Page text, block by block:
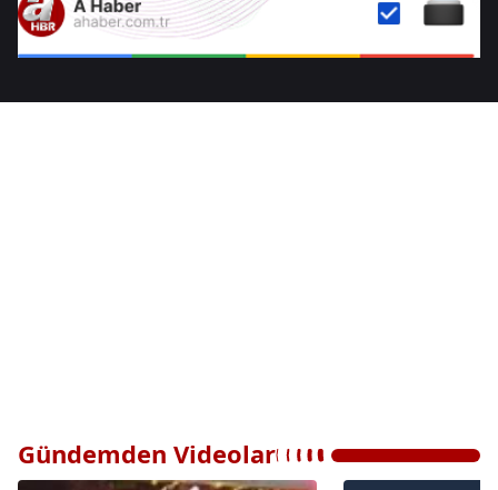
Gündemden Videolar